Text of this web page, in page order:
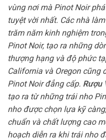
vùng nơi mà Pinot Noir
tuyệt vời nhất. Các nhà
trăm năm kinh nghiệm
Pinot Noir, tạo ra những
thượng hạng và độ phức
California và Oregon cũng
Pinot Noir đẳng cấp. Rượu
tạo ra từ những trái nho
nho được chọn lựa kỹ
chuẩn và chất lượng cao
hoạch diễn ra khi trái nho